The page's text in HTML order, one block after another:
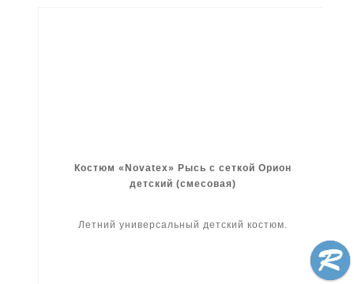
Костюм «Novatex» Рысь с сеткой Орион
детский (смесовая)
Летний универсальный детский костюм.